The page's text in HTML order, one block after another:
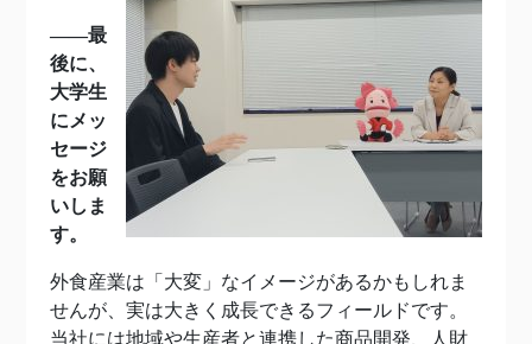
――最
後に、
大学生
にメッ
セージ
をお願
いしま
す。
外食産業は「大変」なイメージがあるかもしれま
せんが、実は大きく成長できるフィールドです。
当社には地域や生産者と連携した商品開発、人財